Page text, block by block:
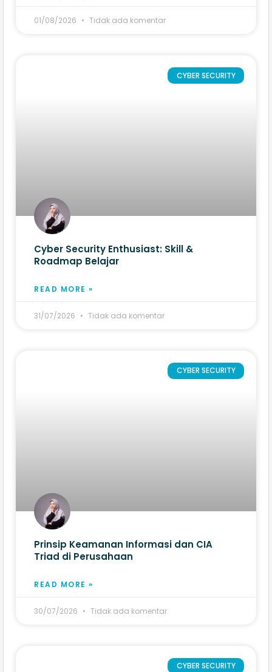
01/08/2026 Tidak ada komentar
CYBER SECURITY
Cyber Security Enthusiast: Skill &
Roadmap Belajar
READ MORE »
31/07/2026 Tidak ada komentar
CYBER SECURITY
Prinsip Keamanan Informasi dan CIA
Triad di Perusahaan
READ MORE »
30/07/2026 Tidak ada komentar
CYBER SECURITY